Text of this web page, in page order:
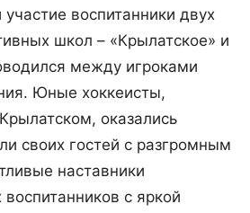
воспитанники двух
школ – «Крылатское» и
между игроками
Юные хоккеисты,
оказались
своих гостей с разгромным
наставники
с яркой